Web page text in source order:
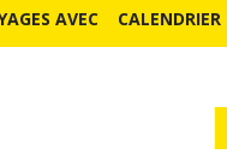
AVEC CALENDRIER